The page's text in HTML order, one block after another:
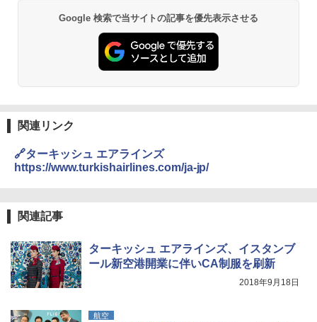
力的な町 2026～2027 地球の歩き方D アジア
￥2,079
新しい日本地理 地図・統計・移動から読み
￥1,540
PYKES PEAK (パイクスピーク) 着替えテン
ト プライバシー テント 【中が透けない】 1
人用 折りたたみ 防災グッズ 災害用トイレ ビ
ーチ ピクニック ポップアップテント 携帯 簡
ENDLESS BASE 《めざましテレビで紹介》
テント ワンタッチ RENEW 幅200 2-3人用 43
500002(89232)
広げるだけ パッとサッとテント ブラックコ
ーティング フルクローズ メッシュ 3-4人用
￥9,990
ラソル ガーデン サイトシート付 折りたたみ
防水 UVカット 4段階高さ調整 軽量 収納袋付
き
￥6,459
秒）射程5～10m 安全ロック搭載 携帯収納袋
付き ヒグマ・イノシシ対策 自治体・教育機
関の購入実績 登山・キャンプ・アウトドア・
ポインターライト 強力 小型 緑色/赤色/青紫色
可能 安全ロック付き 高安全性 金属製耐久 コ
ア/オフィス/教育現場/展示会用 緑
Google 検索で当サイトの記事を優先表示させる
関連リンク
🔗ターキッシュ エアラインズ
https://www.turkishairlines.com/ja-jp/
関連記事
ターキッシュ エアラインズ、イスタンブ
ール新空港開業に伴いCA制服を刷新
2018年9月18日
航空